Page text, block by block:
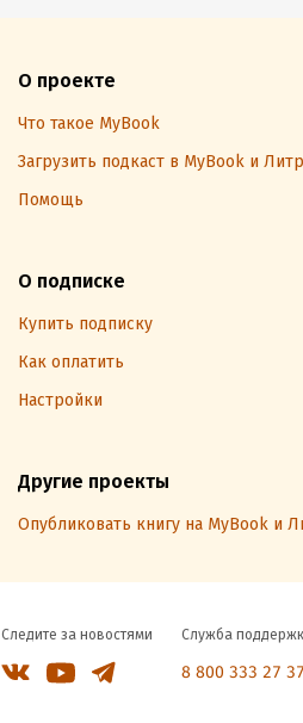
О проекте
Что такое MyBook
Загрузить подкаст в MyBook и
Помощь
О подписке
Купить подписку
Как оплатить
Настройки
Другие проекты
Опубликовать книгу на MyBook и
Следите за новостями Служба
8 800 333 27 37